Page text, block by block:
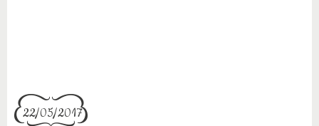
22/05/2017